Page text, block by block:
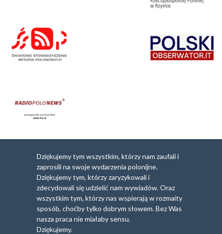
Dziękujemy tym wszystkim, którzy nam zaufali i
zaprosili na swoje wydarzenia polonijne.
Dziękujemy tym, którzy zaryzykowali i
zdecydowali się udzielić nam wywiadów. Oraz
wszystkim tym, którzy nas wspierają w rozmaity
sposób, choćby tylko dobrym słowem. Bez Was
nasza praca nie miałaby sensu.
Dziękujemy.